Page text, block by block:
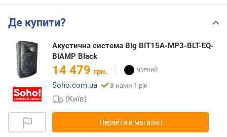
Де купити?
Акустична система Big BIT15A-MP3-BLT-EQ-
BIAMP Black
14 479 грн.
Soho.com.ua
З нами 1 рік
(Київ)
Перейти в магазин